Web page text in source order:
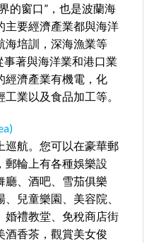
的窗口”，也是波蘭海
主要經濟產業都與海洋
海培訓，深海漁業等
著與海洋業和港口業
經濟產業有機電，化
業以及食品加工等。
巡航。您可以在豪華郵
郵輪上有各種娛樂設
廳、酒吧、雪茄俱樂
兒童樂園、美容院、
婚禮教堂、免稅商店街
酒香茶，觀賞美女俊